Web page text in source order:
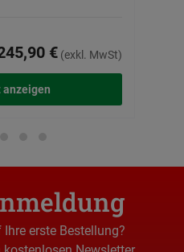
€ (exkl. MwSt)
anzeigen
erste Bestellung?